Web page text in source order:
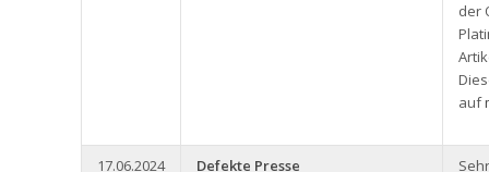
der
auf
17.06.2024 Defekte Presse